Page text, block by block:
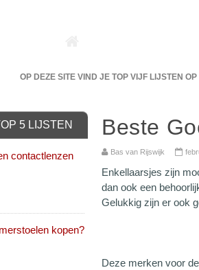
OP DEZE SITE VIND JE TOP VIJF LIJSTEN
Beste
Bas van Rijswijk
Enkellaarsjes zijn
dan ook een
Gelukkig zijn er ook
Deze merken voor
5 LIJSTEN
contactlenzen
kopen?